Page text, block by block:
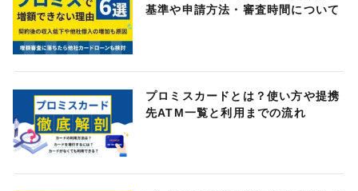
基準や申請方法・審査時間について
プロミスカードとは？使い方や提携
先ATM一覧と利用までの流れ